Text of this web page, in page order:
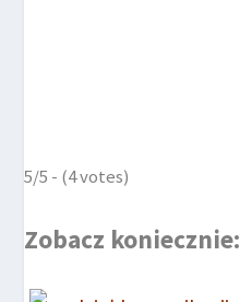
5/5 - (4 votes)
Zobacz koniecznie: